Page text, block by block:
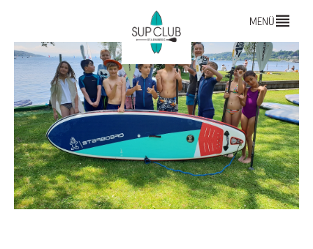
MENÜ